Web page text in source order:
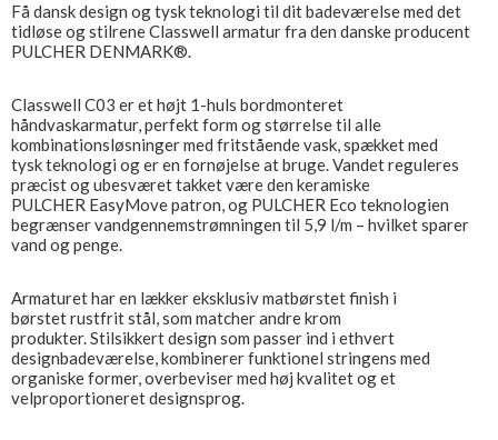
Få dansk design og tysk teknologi til dit badeværelse med det
tidløse og stilrene Classwell armatur fra den danske producent
PULCHER DENMARK®.
Classwell C03 er et højt 1-huls bordmonteret
håndvaskarmatur, perfekt form og størrelse til alle
kombinationsløsninger med fritstående vask, spækket med
tysk teknologi og er en fornøjelse at bruge. Vandet reguleres
præcist og ubesværet takket være den keramiske
PULCHER EasyMove patron, og PULCHER Eco teknologien
begrænser vandgennemstrømningen til 5,9 l/m – hvilket sparer
vand og penge.
Armaturet har en lækker eksklusiv matbørstet finish i
børstet rustfrit stål, som matcher andre krom
produkter. Stilsikkert design som passer ind i ethvert
designbadeværelse, kombinerer funktionel stringens med
organiske former, overbeviser med høj kvalitet og et
velproportioneret designsprog.